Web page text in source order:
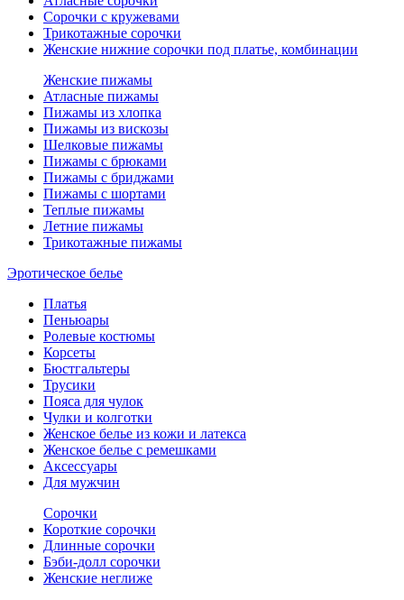
Сорочки с кружевами
Трикотажные сорочки
Женские нижние сорочки под платье, комбинации
Женские пижамы
Атласные пижамы
Пижамы из хлопка
Пижамы из вискозы
Шелковые пижамы
Пижамы с брюками
Пижамы с бриджами
Пижамы с шортами
Теплые пижамы
Летние пижамы
Трикотажные пижамы
Эротическое белье
Платья
Пеньюары
Ролевые костюмы
Корсеты
Бюстгальтеры
Трусики
Пояса для чулок
Чулки и колготки
Женское белье из кожи и латекса
Женское белье с ремешками
Аксессуары
Для мужчин
Сорочки
Короткие сорочки
Длинные сорочки
Бэби-долл сорочки
Женские неглиже